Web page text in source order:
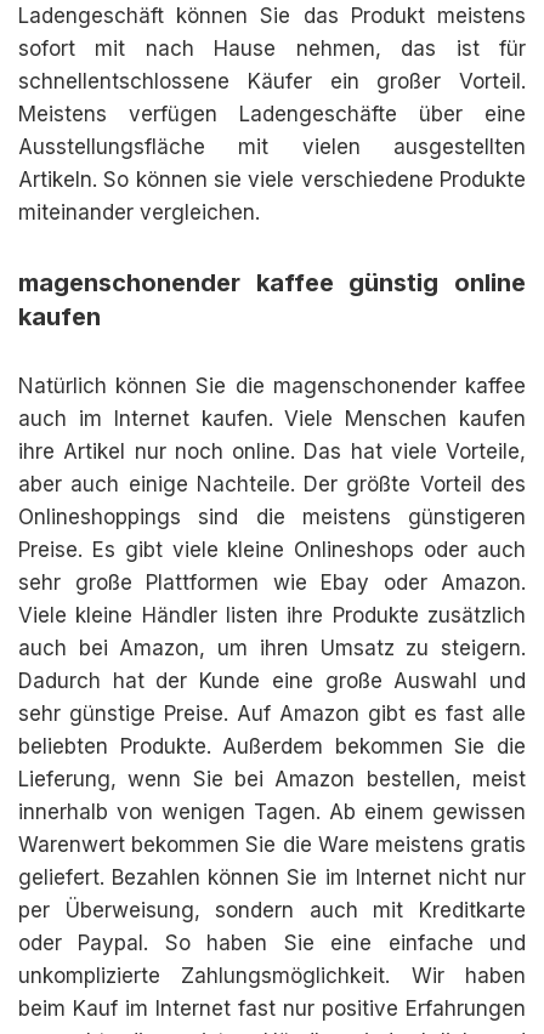
Ladengeschäft können Sie das Produkt meistens
sofort mit nach Hause nehmen, das ist für
schnellentschlossene Käufer ein großer Vorteil.
Meistens verfügen Ladengeschäfte über eine
Ausstellungsfläche mit vielen ausgestellten
Artikeln. So können sie viele verschiedene Produkte
miteinander vergleichen.
magenschonender kaffee günstig online
kaufen
Natürlich können Sie die magenschonender kaffee
auch im Internet kaufen. Viele Menschen kaufen
ihre Artikel nur noch online. Das hat viele Vorteile,
aber auch einige Nachteile. Der größte Vorteil des
Onlineshoppings sind die meistens günstigeren
Preise. Es gibt viele kleine Onlineshops oder auch
sehr große Plattformen wie Ebay oder Amazon.
Viele kleine Händler listen ihre Produkte zusätzlich
auch bei Amazon, um ihren Umsatz zu steigern.
Dadurch hat der Kunde eine große Auswahl und
sehr günstige Preise. Auf Amazon gibt es fast alle
beliebten Produkte. Außerdem bekommen Sie die
Lieferung, wenn Sie bei Amazon bestellen, meist
innerhalb von wenigen Tagen. Ab einem gewissen
Warenwert bekommen Sie die Ware meistens gratis
geliefert. Bezahlen können Sie im Internet nicht nur
per Überweisung, sondern auch mit Kreditkarte
oder Paypal. So haben Sie eine einfache und
unkomplizierte Zahlungsmöglichkeit. Wir haben
beim Kauf im Internet fast nur positive Erfahrungen